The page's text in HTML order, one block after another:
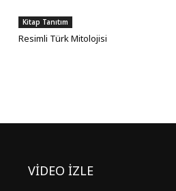
Kitap Tanıtım
Resimli Türk Mitolojisi
VİDEO İZLE